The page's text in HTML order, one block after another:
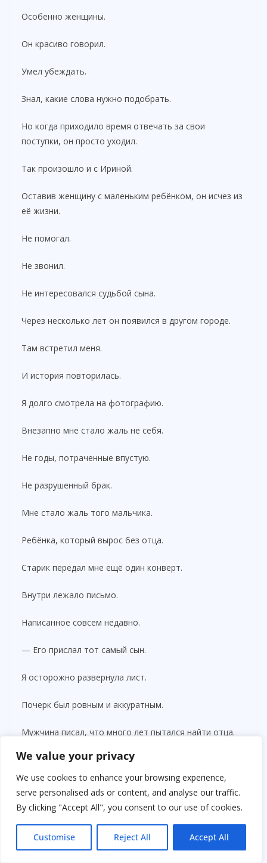
We value your privacy
We use cookies to enhance your browsing experience,
serve personalised ads or content, and analyse our traffic.
By clicking "Accept All", you consent to our use of cookies.
Customise Reject All Accept All
Особенно женщины.
Он красиво говорил.
Умел убеждать.
Знал, какие слова нужно подобрать.
Но когда приходило время отвечать за свои
поступки, он просто уходил.
Так произошло и с Ириной.
Оставив женщину с маленьким ребёнком, он исчез из
её жизни.
Не помогал.
Не звонил.
Не интересовался судьбой сына.
Через несколько лет он появился в другом городе.
Там встретил меня.
И история повторилась.
Я долго смотрела на фотографию.
Внезапно мне стало жаль не себя.
Не годы, потраченные впустую.
Не разрушенный брак.
Мне стало жаль того мальчика.
Ребёнка, который вырос без отца.
Старик передал мне ещё один конверт.
Внутри лежало письмо.
Написанное совсем недавно.
— Его прислал тот самый сын.
Я осторожно развернула лист.
Почерк был ровным и аккуратным.
Мужчина писал, что много лет пытался найти отца.
Не ради денег.
Не ради мести.
Он просто хотел понять, почему его бросили.
Но ответа так и не получил.